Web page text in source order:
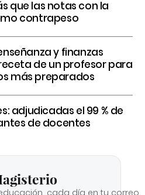
que las notas con la
contrapeso
y finanzas
de un profesor para
más preparados
adjudicadas el 99 % de
de docentes
cada día en tu correo.